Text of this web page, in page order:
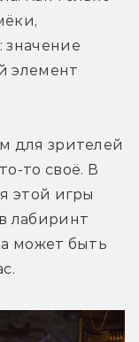
значение
элемент
для зрителей
то своё. В
этой игры
лабиринт
может быть